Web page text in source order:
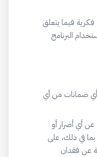
فيما يتعلق
البرنامج
أي ضمانات من أي
عن أي أضرار أو
في ذلك، على
عن فقدان